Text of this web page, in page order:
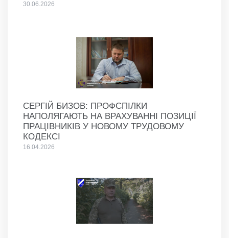
30.06.2026
СЕРГІЙ БИЗОВ: ПРОФСПІЛКИ
НАПОЛЯГАЮТЬ НА ВРАХУВАННІ ПОЗИЦІЇ
ПРАЦІВНИКІВ У НОВОМУ ТРУДОВОМУ
КОДЕКСІ
16.04.2026